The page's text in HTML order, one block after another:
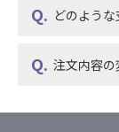
どのよう
注文内容の